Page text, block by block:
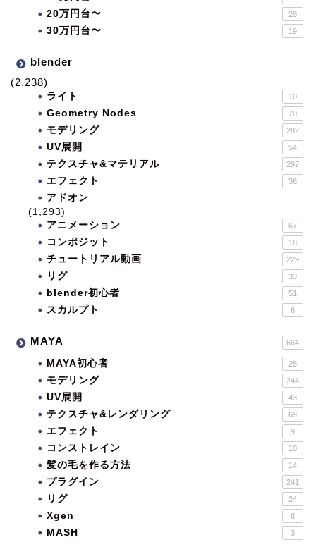
20万円台〜 28
30万円台〜 19
blender
(2,238)
ライト 10
Geometry Nodes 70
モデリング 282
UV展開 54
テクスチャ&マテリアル 297
エフェクト 36
アドオン
(1,293)
アニメーション
67
コンポジット 18
チュートリアル動画 229
リグ 33
blender初心者 51
スカルプト 6
MAYA 664
MAYA初心者 28
モデリング 244
UV展開 43
テクスチャ&レンダリング 69
エフェクト 9
コンストレイン 10
髪の毛を作る方法 14
プラグイン 241
リグ 24
Xgen 8
MASH 3